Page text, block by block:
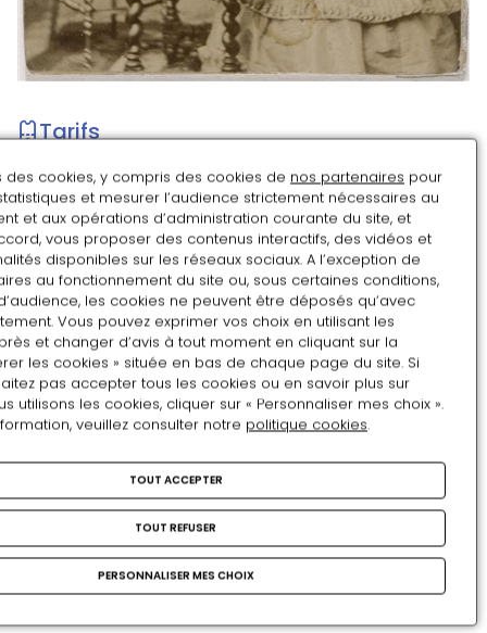
Tarifs
5 € en sup. du billet d’entrée au tarif réduit (4 € pour
les – de 26 ans)
Août
LU MA ME JE VE SA DI
27 28 29 30 31 1 2
3 5 6 9
15 16
19 20
26 27
31 1 2 3 4 5 6
des cookies, y compris des cookies de nos partenaires pour
et mesurer l’audience strictement nécessaires au
et aux opérations d’administration courante du site, et
vous proposer des contenus interactifs, des vidéos et
disponibles sur les réseaux sociaux. A l’exception de
au fonctionnement du site ou, sous certaines conditions,
les cookies ne peuvent être déposés qu’avec
Vous pouvez exprimer vos choix en utilisant les
et changer d’avis à tout moment en cliquant sur la
les cookies » située en bas de chaque page du site. Si
pas accepter tous les cookies ou en savoir plus sur
utilisons les cookies, cliquer sur « Personnaliser mes choix ».
veuillez consulter notre politique cookies.
TOUT ACCEPTER
TOUT REFUSER
PERSONNALISER MES CHOIX